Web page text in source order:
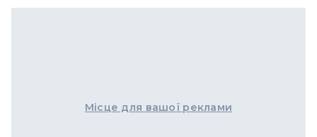
Місце для вашої реклами